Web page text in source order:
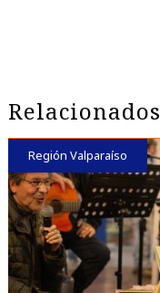
Relacionados
Región Valparaíso